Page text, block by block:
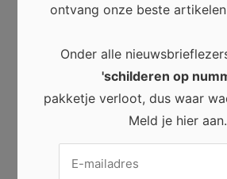
keuze door hun lange levensduur
die gemaakt zijn van gerecyclede
Informeer hier naar als het milieu
belangrijke rol speelt.
Conclusie
ontvang onze beste
Onder alle
'schilderen op
pakketje verloot, dus waar
Meld je hier aan.